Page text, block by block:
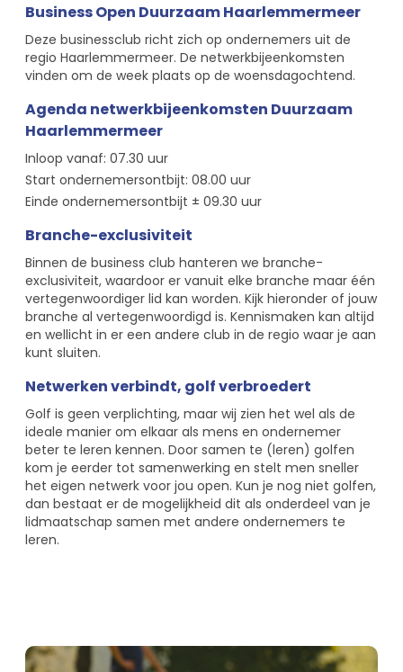
Business Open Duurzaam Haarlemmermeer
Deze businessclub richt zich op ondernemers uit de
regio Haarlemmermeer. De netwerkbijeenkomsten
vinden om de week plaats op de woensdagochtend.
Agenda netwerkbijeenkomsten Duurzaam
Haarlemmermeer
Inloop vanaf: 07.30 uur
Start ondernemersontbijt: 08.00 uur
Einde ondernemersontbijt ± 09.30 uur
Branche-exclusiviteit
Binnen de business club hanteren we branche-
exclusiviteit, waardoor er vanuit elke branche maar één
vertegenwoordiger lid kan worden. Kijk hieronder of jouw
branche al vertegenwoordigd is. Kennismaken kan altijd
en wellicht in er een andere club in de regio waar je aan
kunt sluiten.
Netwerken verbindt, golf verbroedert
Golf is geen verplichting, maar wij zien het wel als de
ideale manier om elkaar als mens en ondernemer
beter te leren kennen. Door samen te (leren) golfen
kom je eerder tot samenwerking en stelt men sneller
het eigen netwerk voor jou open. Kun je nog niet golfen,
dan bestaat er de mogelijkheid dit als onderdeel van je
lidmaatschap samen met andere ondernemers te
leren.